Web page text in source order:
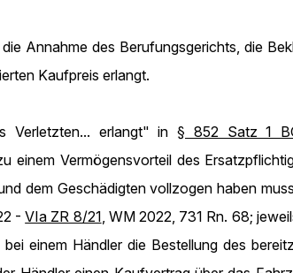
Annahme des Berufungsgerichts, die
Kaufpreis erlangt.
Verletzten... erlangt" in § 852 Satz 1
einem Vermögensvorteil des
dem Geschädigten vollzogen haben
-VIa ZR 8/21, WM 2022, 731 Rn. 68;
einem Händler die Bestellung des